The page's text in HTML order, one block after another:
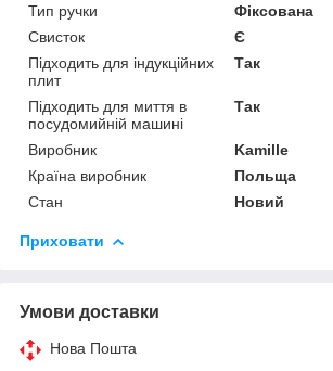
Тип ручки
Фіксована
Свисток
Є
Підходить для індукційних
плит
Так
Підходить для миття в
посудомийній машині
Так
Виробник
Kamille
Країна виробник
Польща
Стан
Новий
Приховати
Умови доставки
Нова Пошта